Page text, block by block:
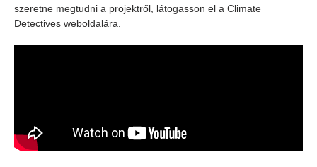
szeretne megtudni a projektről, látogasson el a Climate
Detectives weboldalára.